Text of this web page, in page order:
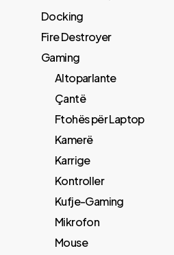
Docking
Fire Destroyer
Gaming
Altoparlante
Çantë
Ftohës për Laptop
Kamerë
Karrige
Kontroller
Kufje-Gaming
Mikrofon
Mouse